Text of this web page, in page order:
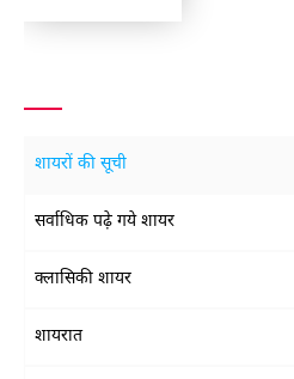
शायरों की सूची
सर्वाधिक पढ़े गये शायर
क्लासिकी शायर
शायरात